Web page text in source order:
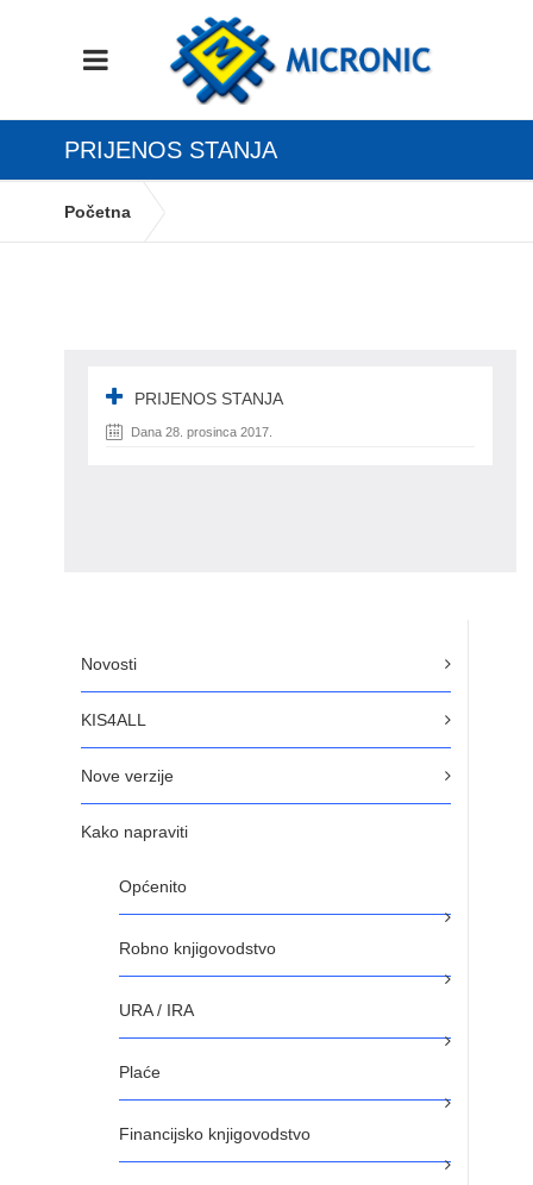
PRIJENOS STANJA
Početna
Novosti
KIS4ALL
Nove verzije
Kako napraviti
Općenito
Robno knjigovodstvo
URA / IRA
Plaće
Financijsko knjigovodstvo
PRIJENOS STANJA
Dana 28. prosinca 2017.